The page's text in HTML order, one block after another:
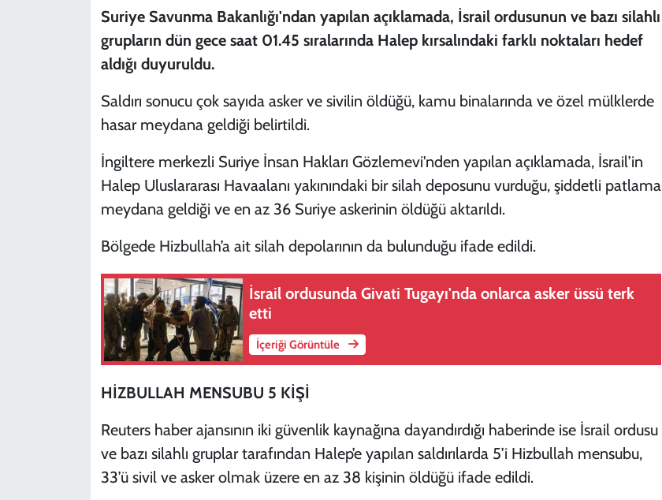
Suriye Savunma Bakanlığı'ndan yapılan açıklamada, İsrail ordusunun ve bazı silahlı
grupların dün gece saat 01.45 sıralarında Halep kırsalındaki farklı noktaları hedef
aldığı duyuruldu.
Saldırı sonucu çok sayıda asker ve sivilin öldüğü, kamu binalarında ve özel mülklerde
hasar meydana geldiği belirtildi.
İngiltere merkezli Suriye İnsan Hakları Gözlemevi'nden yapılan açıklamada, İsrail’in
Halep Uluslararası Havaalanı yakınındaki bir silah deposunu vurduğu, şiddetli patlama
meydana geldiği ve en az 36 Suriye askerinin öldüğü aktarıldı.
Bölgede Hizbullah’a ait silah depolarının da bulunduğu ifade edildi.
İsrail ordusunda Givati Tugayı'nda onlarca asker üssü terk
etti
İçeriği Görüntüle
HİZBULLAH MENSUBU 5 KİŞİ
Reuters haber ajansının iki güvenlik kaynağına dayandırdığı haberinde ise İsrail ordusu
ve bazı silahlı gruplar tarafından Halep’e yapılan saldırılarda 5’i Hizbullah mensubu,
33’ü sivil ve asker olmak üzere en az 38 kişinin öldüğü ifade edildi.